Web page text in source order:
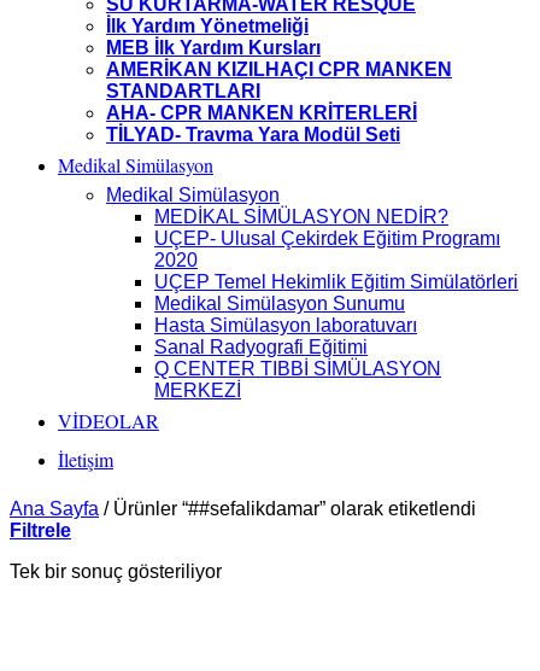
SU KURTARMA-WATER RESQUE
İlk Yardım Yönetmeliği
MEB İlk Yardım Kursları
AMERİKAN KIZILHAÇI CPR MANKEN
STANDARTLARI
AHA- CPR MANKEN KRİTERLERİ
TİLYAD- Travma Yara Modül Seti
Medikal Simülasyon
Medikal Simülasyon
MEDİKAL SİMÜLASYON NEDİR?
UÇEP- Ulusal Çekirdek Eğitim Programı
2020
UÇEP Temel Hekimlik Eğitim Simülatörleri
Medikal Simülasyon Sunumu
Hasta Simülasyon laboratuvarı
Sanal Radyografi Eğitimi
Q CENTER TIBBİ SİMÜLASYON
MERKEZİ
VİDEOLAR
İletişim
Ana Sayfa /Ürünler “##sefalikdamar” olarak etiketlendi
Filtrele
Tek bir sonuç gösteriliyor